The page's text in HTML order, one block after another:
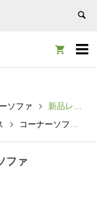


ソファ
新品レンタル | レガト コーナーソファ
コーナーソファ
ファ